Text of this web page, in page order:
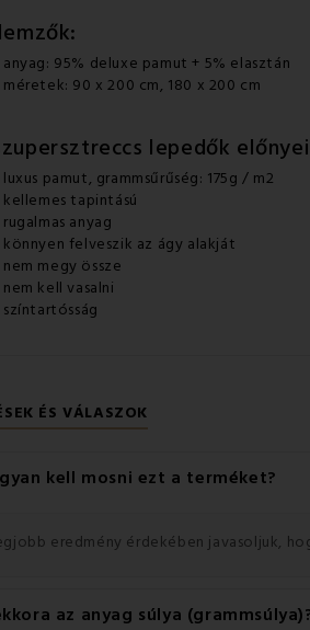
anyag: 95% deluxe pamut + 5% elasztán
méretek: 90 x 200 cm, 180 x 200 cm
lepedők
luxus pamut, grammsűrűség: 175g / m2
kellemes tapintású
rugalmas anyag
könnyen felveszik az ágy alakját
nem megy össze
nem kell vasalni
színtartósság
ÉS VÁLASZOK
kell mosni ezt a terméket?
eredmény érdekében javasoljuk,
az anyag súlya